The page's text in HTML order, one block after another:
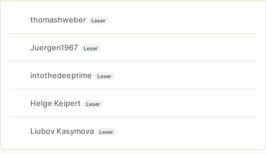
thomashweber Leser
Juergen1967 Leser
intothedeeptime Leser
Helge Keipert Leser
Liubov Kasymova Leser